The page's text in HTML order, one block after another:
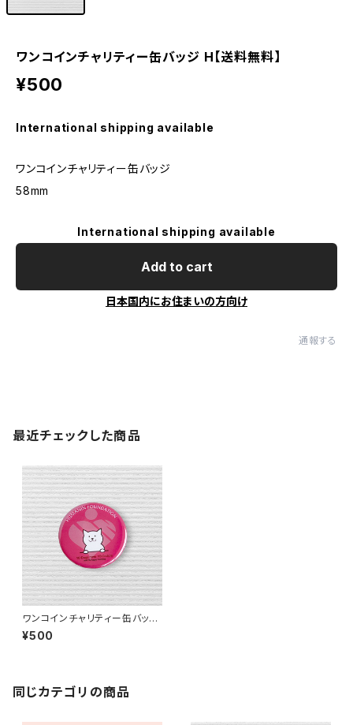
ワンコインチャリティー缶バッジ H【送料無料】
¥500
International shipping available
ワンコインチャリティー缶バッジ
58mm
International shipping available
Add to cart
日本国内にお住まいの方向け
通報する
最近チェックした商品
ワンコインチャリティー缶バッジ
H【送料無料】
¥500
同じカテゴリの商品